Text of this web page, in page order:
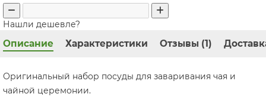
Нашли дешевле?
Описание Характеристики Отзывы (1)
Оригинальный набор посуды для заваривания чая и
чайной церемонии.